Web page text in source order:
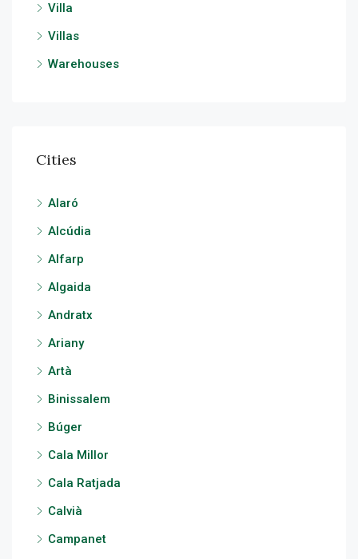
Villa
Villas
Warehouses
Cities
Alaró
Alcúdia
Alfarp
Algaida
Andratx
Ariany
Artà
Binissalem
Búger
Cala Millor
Cala Ratjada
Calvià
Campanet